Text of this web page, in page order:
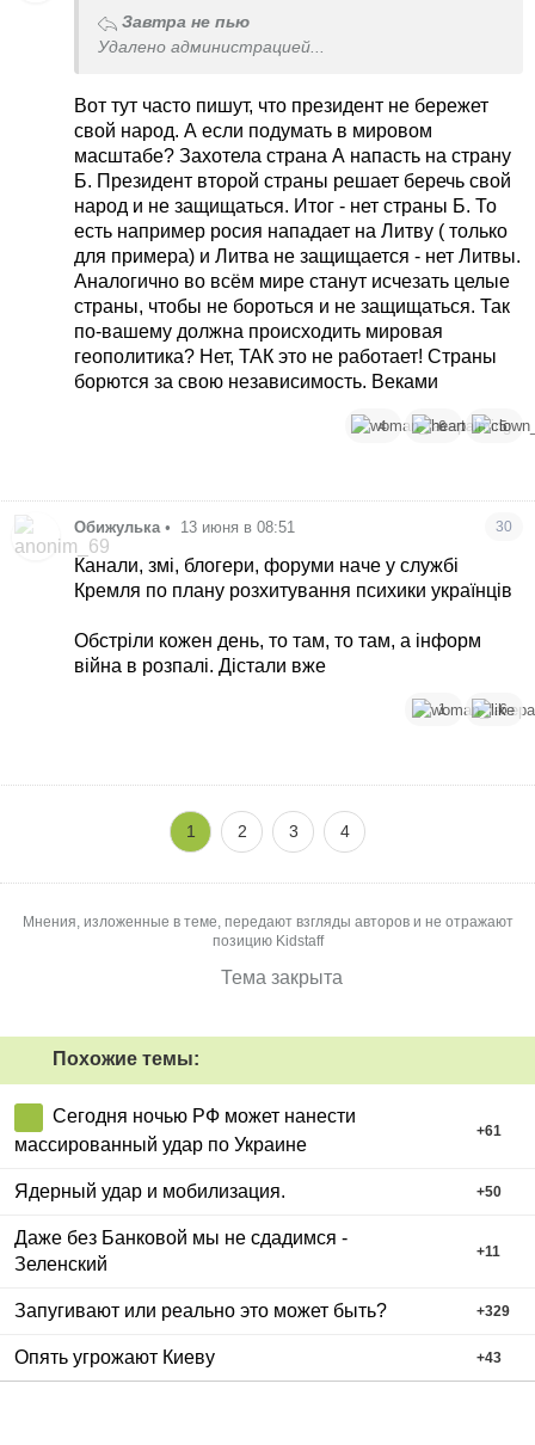
Завтра не пью
Удалено администрацией...
Вот тут часто пишут, что президент не бережет
свой народ. А если подумать в мировом
масштабе? Захотела страна А напасть на страну
Б. Президент второй страны решает беречь свой
народ и не защищаться. Итог - нет страны Б. То
есть например росия нападает на Литву ( только
для примера) и Литва не защищается - нет Литвы.
Аналогично во всём мире станут исчезать целые
страны, чтобы не бороться и не защищаться. Так
по-вашему должна происходить мировая
геополитика? Нет, ТАК это не работает! Страны
борются за свою независимость. Веками
4 6 5
Обижулька • 13 июня в 08:51 30
Канали, змі, блогери, форуми наче у службі
Кремля по плану розхитування психики українців
Обстріли кожен день, то там, то там, а інформ
війна в розпалі. Дістали вже
1 6
1 2 3 4
Мнения, изложенные в теме, передают взгляды авторов и не отражают
позицию Kidstaff
Тема закрыта
Похожие темы:
Сегодня ночью РФ может нанести
массированный удар по Украине
+61
Ядерный удар и мобилизация. +50
Даже без Банковой мы не сдадимся -
Зеленский
+11
Запугивают или реально это может быть? +329
Опять угрожают Киеву +43